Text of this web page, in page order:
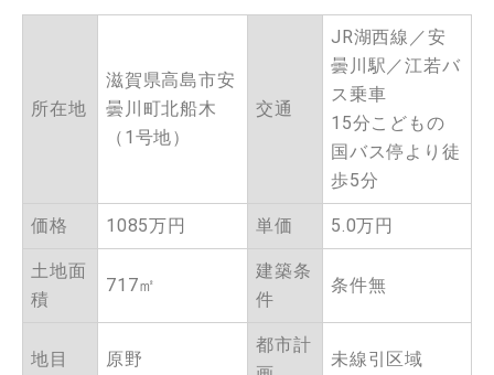
所在地
滋賀県高島市安
曇川町北船木
（1号地）
交通
JR湖西線／安
曇川駅／江若バ
ス乗車
15分こどもの
国バス停より徒
歩5分
価格 1085万円 単価 5.0万円
土地面
積
717㎡
建築条
件
条件無
地目 原野
都市計
未線引区域